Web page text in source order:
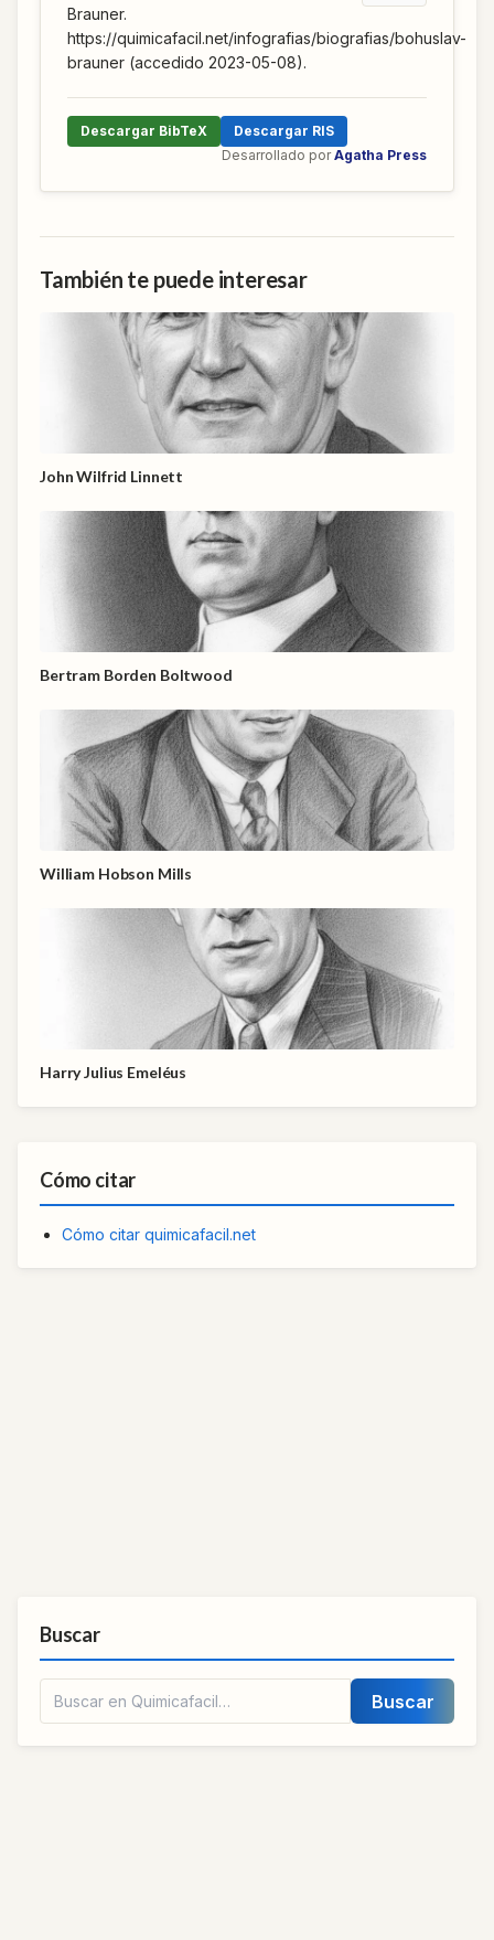
Brauner.
https://quimicafacil.net/infografias/biografias/bohuslav-
brauner (accedido 2023-05-08).
Descargar BibTeX
Descargar RIS
Desarrollado por Agatha Press
También te puede interesar
John Wilfrid Linnett
Bertram Borden Boltwood
William Hobson Mills
Harry Julius Emeléus
Cómo citar
Cómo citar quimicafacil.net
Buscar
Buscar